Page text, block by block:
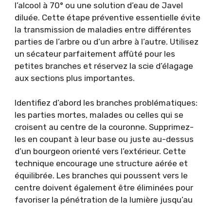
l’alcool à 70° ou une solution d’eau de Javel
diluée. Cette étape préventive essentielle évite
la transmission de maladies entre différentes
parties de l’arbre ou d’un arbre à l’autre. Utilisez
un sécateur parfaitement affûté pour les
petites branches et réservez la scie d’élagage
aux sections plus importantes.
Identifiez d’abord les branches problématiques:
les parties mortes, malades ou celles qui se
croisent au centre de la couronne. Supprimez-
les en coupant à leur base ou juste au-dessus
d’un bourgeon orienté vers l’extérieur. Cette
technique encourage une structure aérée et
équilibrée. Les branches qui poussent vers le
centre doivent également être éliminées pour
favoriser la pénétration de la lumière jusqu’au